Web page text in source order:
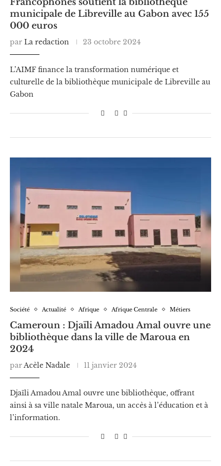
municipale de Libreville au Gabon avec 155
000 euros
par La redaction 23 octobre 2024
L’AIMF finance la transformation numérique et
culturelle de la bibliothèque municipale de Libreville au
Gabon
Société Actualité Afrique Afrique Centrale Métiers
Cameroun : Djaïli Amadou Amal ouvre une
bibliothèque dans la ville de Maroua en
2024
parAcèle Nadale 11 janvier 2024
Djaïli Amadou Amal ouvre une bibliothèque, offrant
ainsi à sa ville natale Maroua, un accès à l’éducation et à
l’information.